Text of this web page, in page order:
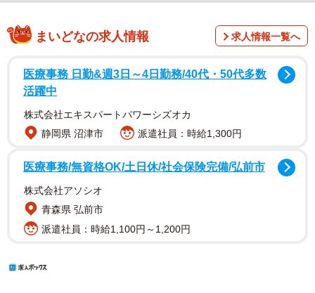
まいどなの求人情報 求人情報一覧へ
医療事務 日勤&週3日～4日勤務/40代・50代多数
活躍中
株式会社エキスパートパワーシズオカ
静岡県 沼津市
派遣社員：時給1,300円
医療事務/無資格OK/土日休/社会保険完備/弘前市
株式会社アソシオ
青森県 弘前市
派遣社員：時給1,100円～1,200円